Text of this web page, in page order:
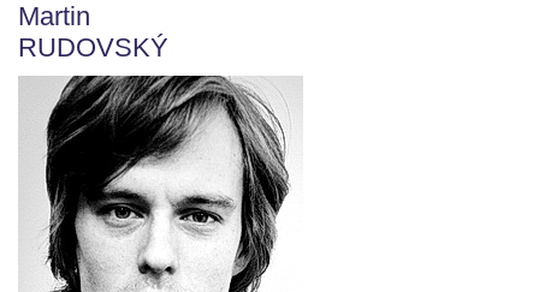
Martin
RUDOVSKÝ